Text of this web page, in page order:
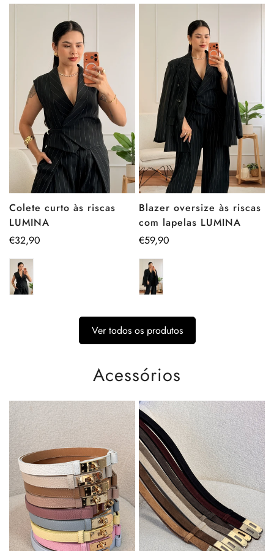
Colete curto às riscas
LUMINA
Preço
€32,90
Blazer oversize às riscas
com lapelas LUMINA
Preço
€59,90
Ver todos os produtos
Acessórios